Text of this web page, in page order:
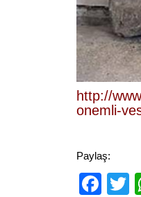
http://
onemli-
Paylaş: